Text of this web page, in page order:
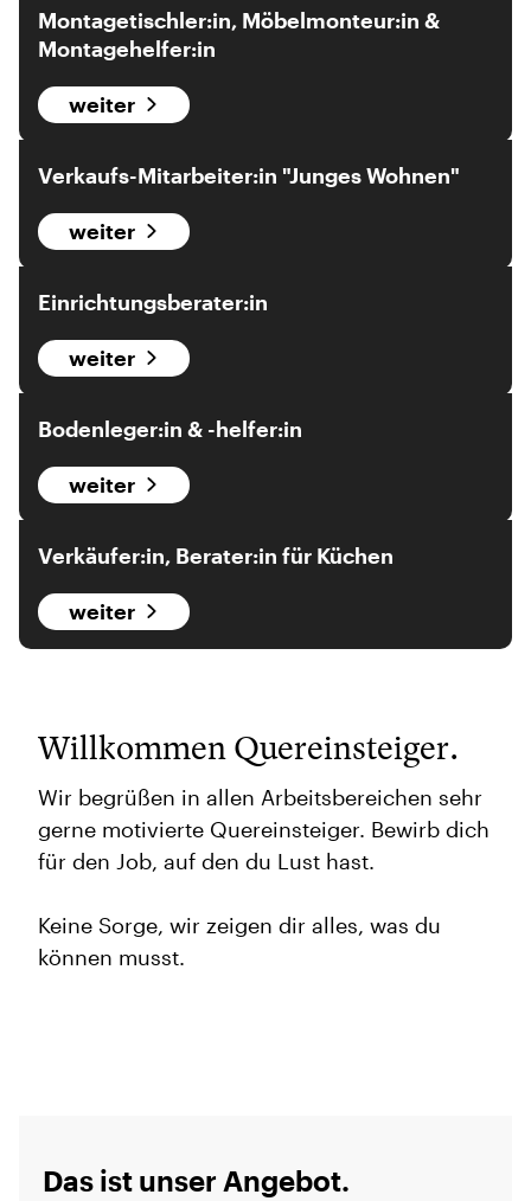
Montagetischler:in, Möbelmonteur:in &
Montagehelfer:in
weiter
Verkaufs-Mitarbeiter:in "Junges Wohnen"
weiter
Einrichtungsberater:in
weiter
Bodenleger:in & -helfer:in
weiter
Verkäufer:in, Berater:in für Küchen
weiter
Willkommen Quereinsteiger.
Wir begrüßen in allen Arbeitsbereichen sehr
gerne motivierte Quereinsteiger. Bewirb dich
für den Job, auf den du Lust hast.
Keine Sorge, wir zeigen dir alles, was du
können musst.
Das ist unser Angebot.